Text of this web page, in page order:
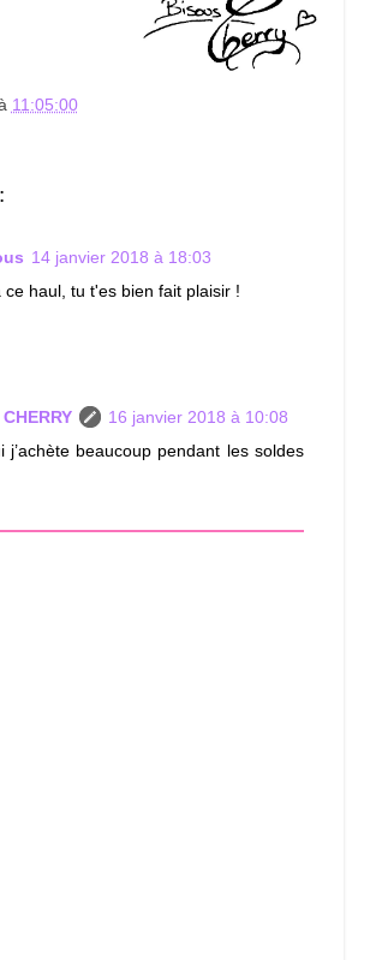
11:05:00
14 janvier 2018 à 18:03
ce haul, tu t'es bien fait plaisir !
16 janvier 2018 à 10:08
j’achète beaucoup pendant les soldes